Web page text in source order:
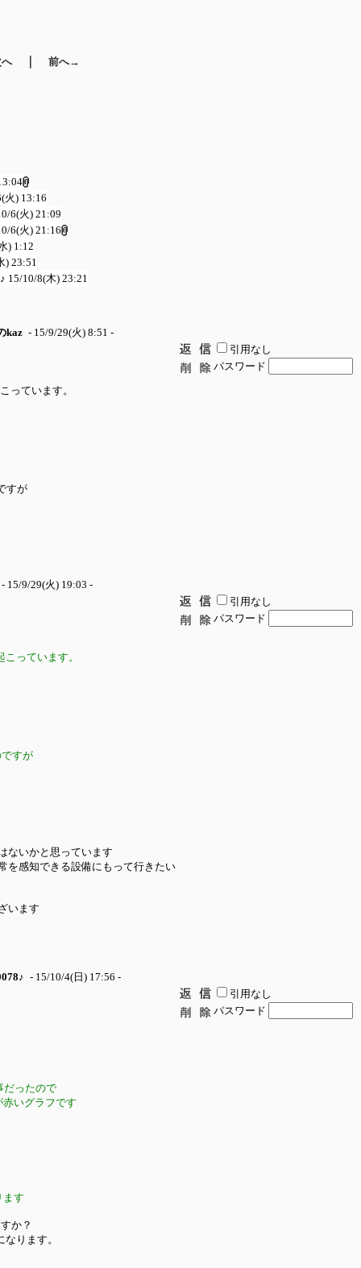
｜ 前へ→
火) 13:16
6(火) 21:09
6(火) 21:16
) 1:12
) 23:51
15/10/8(木) 23:21
kaz - 15/9/29(火) 8:51 -
っています。
すが
引用なし
パスワード
- 15/9/29(火) 19:03 -
っています。
すが
ないかと思っています
を感知できる設備にもって行きたい
います
引用なし
パスワード
- 15/10/4(日) 17:56 -
だったので
いグラフです
ます
か？
ります。
引用なし
パスワード